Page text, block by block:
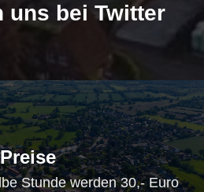
uns bei Twitter
Preise
Stunde werden 30,- Euro